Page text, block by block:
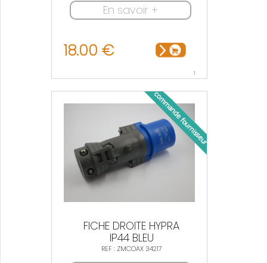
En savoir +
18.00 €
1
FICHE DROITE HYPRA
IP44 BLEU
REF : ZMCOAX 34217